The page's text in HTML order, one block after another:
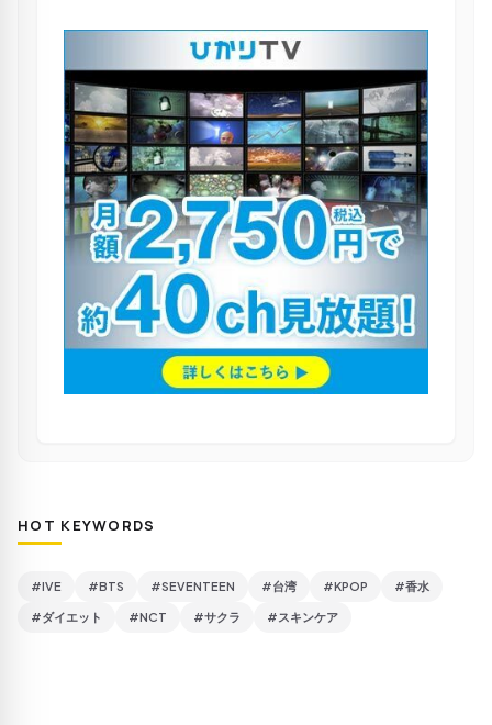
HOT KEYWORDS
#IVE #BTS #SEVENTEEN #台湾 #KPOP #香水
#ダイエット #NCT #サクラ #スキンケア